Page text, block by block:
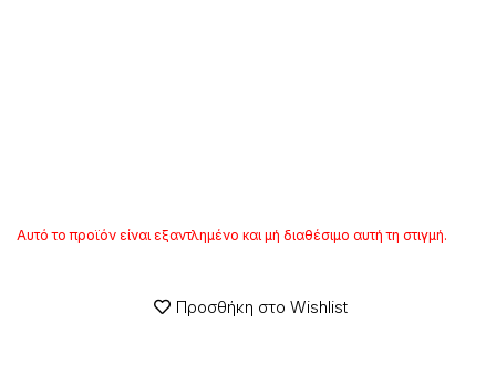
Αυτό το προϊόν είναι εξαντλημένο και μή διαθέσιμο αυτή τη στιγμή.
Προσθήκη στο Wishlist